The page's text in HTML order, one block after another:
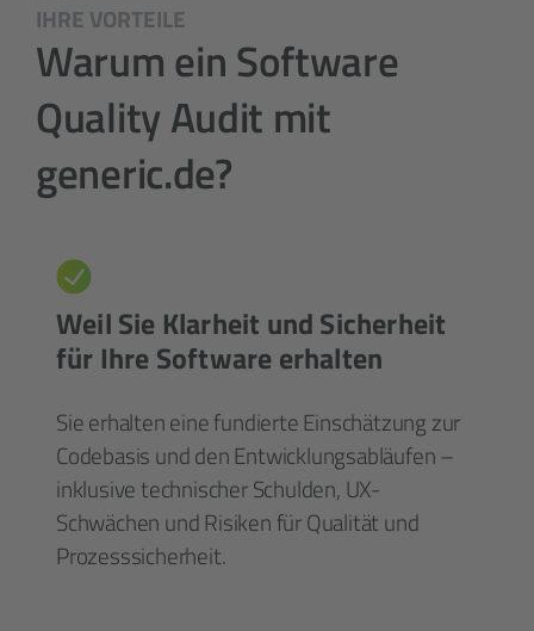
IHRE VORTEILE
Warum ein Software
Quality Audit mit
generic.de?
Weil Sie Klarheit und Sicherheit
für Ihre Software erhalten
Sie erhalten eine fundierte Ein­schätzung zur
Code­basis und den Entwicklungs­abläufen –
inklusive technischer Schulden, UX-
Schwächen und Risiken für Qualität und
Prozesssicherheit.